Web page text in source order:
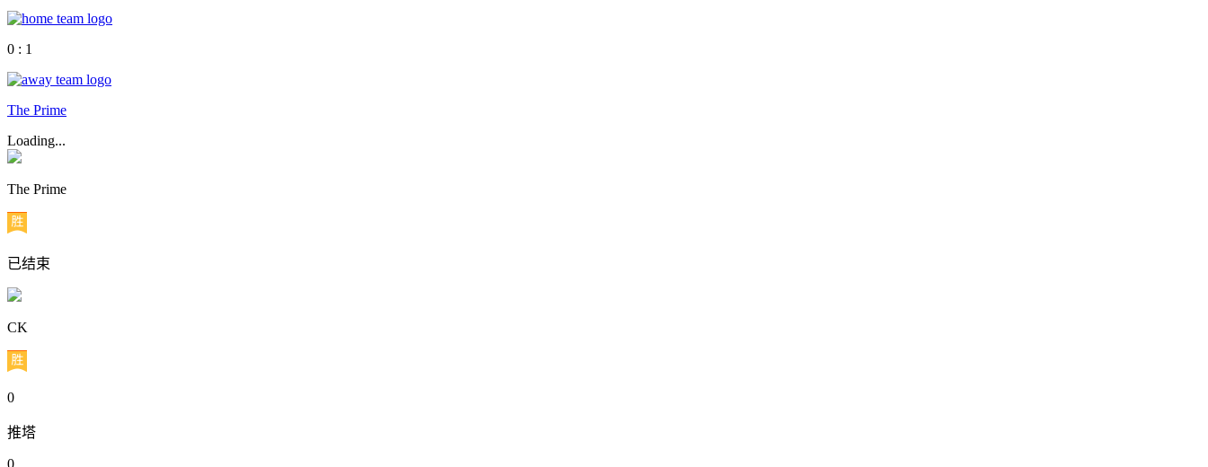
0 : 1
The Prime
Loading...
The Prime
已结束
CK
0
推塔
0